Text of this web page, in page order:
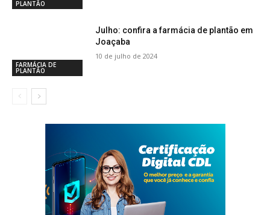
PLANTÃO
FARMÁCIA DE
PLANTÃO
Julho: confira a farmácia de plantão em
Joaçaba
10 de julho de 2024